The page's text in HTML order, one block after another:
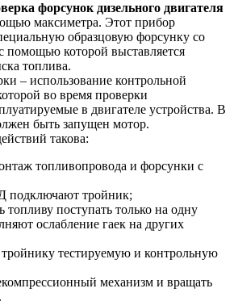
форсунок дизельного двигателя
максиметра. Этот прибор
образцовую форсунку со
которой выставляется
топлива.
– использование контрольной
во время проверки
в двигателе устройства. В
быть запущен мотор.
такова:
топливопровода и форсунки с
подключают тройник;
топливу поступать только на одну
ослабление гаек на других
тестируемую и контрольную
механизм и вращать